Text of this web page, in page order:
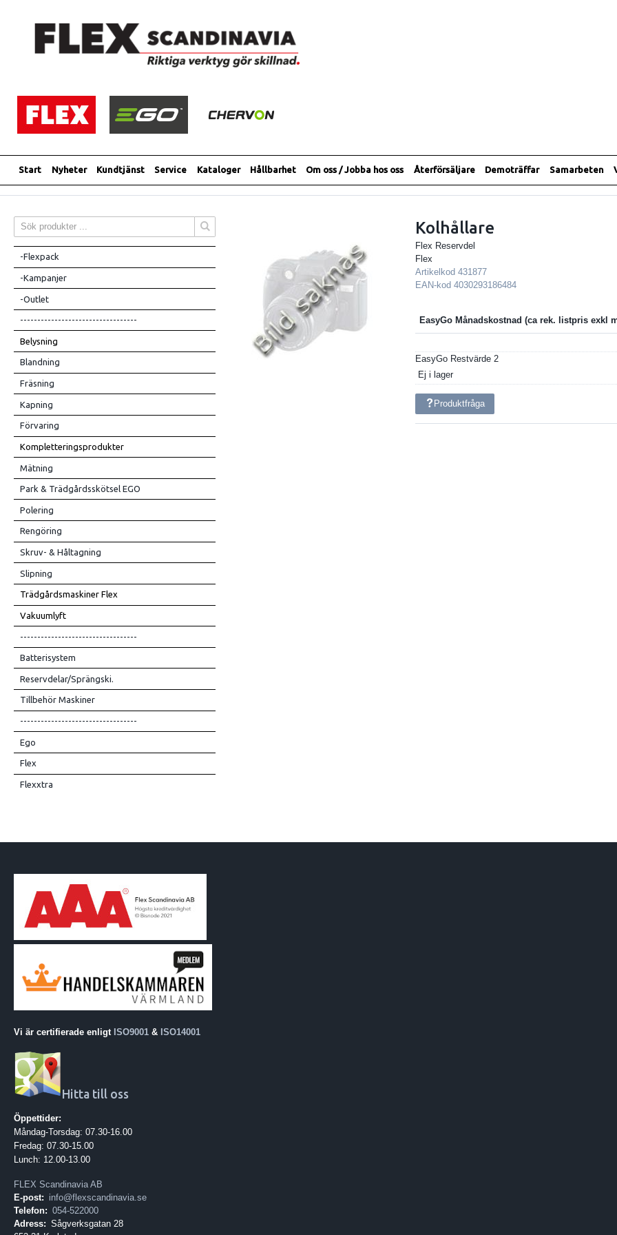
Start Nyheter Kundtjänst Service Kataloger Hållbarhet Om oss / Jobba hos oss Återförsäljare Demoträffar Samarbeten
-Flexpack
-Kampanjer
-Outlet
----------------------------------
Belysning
Blandning
Fräsning
Kapning
Förvaring
Kompletteringsprodukter
Mätning
Park & Trädgårdsskötsel EGO
Polering
Rengöring
Skruv- & Håltagning
Slipning
Trädgårdsmaskiner Flex
Vakuumlyft
----------------------------------
Batterisystem
Reservdelar/Sprängski.
Tillbehör Maskiner
----------------------------------
Ego
Flex
Flexxtra
Kolhållare
Flex Reservdel
Flex
Artikelkod431877
EAN-kod4030293186484
EasyGo Månadskostnad
EasyGo Restvärde2
Ej i lager
Produktfråga
Vi är certifierade enligt ISO9001 & ISO14001
Hitta till oss
Öppettider:
Måndag-Torsdag: 07.30-16.00
Fredag: 07.30-15.00
Lunch: 12.00-13.00
FLEX Scandinavia AB
E-post: info@flexscandinavia.se
Telefon: 054-522000
Adress: Sågverksgatan 28